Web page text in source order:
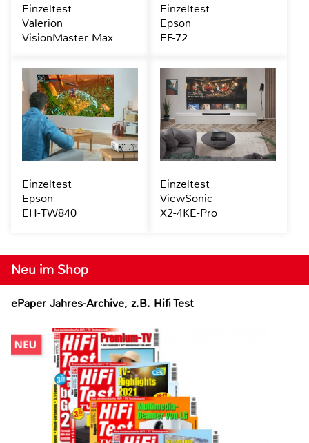
Neu im Shop
ePaper Jahres-Archive, z.B. Hifi Test
Einzeltest
Valerion
VisionMaster Max
Einzeltest
Epson
EF-72
Einzeltest
Epson
EH-TW840
Einzeltest
ViewSonic
X2-4KE-Pro